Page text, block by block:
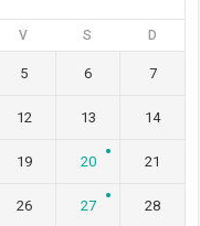
V S D
5 6 7
12 13 14
19 20 21
26 27 28